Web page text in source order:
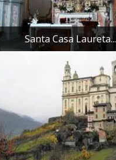
Santa Casa Laureta...